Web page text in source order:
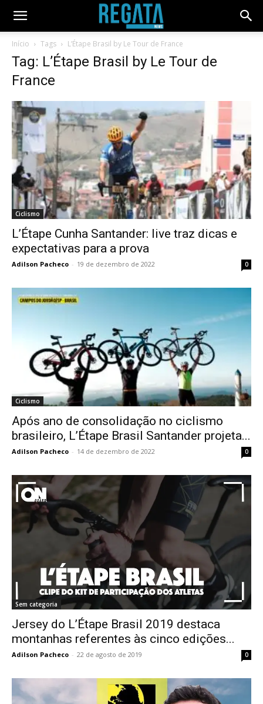
Início Tags L’Étape Brasil by Le Tour de France
Tag: L’Étape Brasil by Le Tour de
France
Ciclismo
L’Étape Cunha Santander: live traz dicas e
expectativas para a prova
Adilson Pacheco - 19 de dezembro de 2022 0
Ciclismo
Após ano de consolidação no ciclismo
brasileiro, L’Étape Brasil Santander projeta...
Adilson Pacheco - 14 de dezembro de 2022 0
Sem categoria
Jersey do L’Étape Brasil 2019 destaca
montanhas referentes às cinco edições...
Adilson Pacheco - 22 de agosto de 2019 0